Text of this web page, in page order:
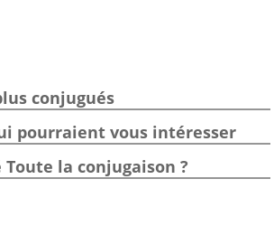
conjugués
pourraient vous intéresser
Toute la conjugaison ?